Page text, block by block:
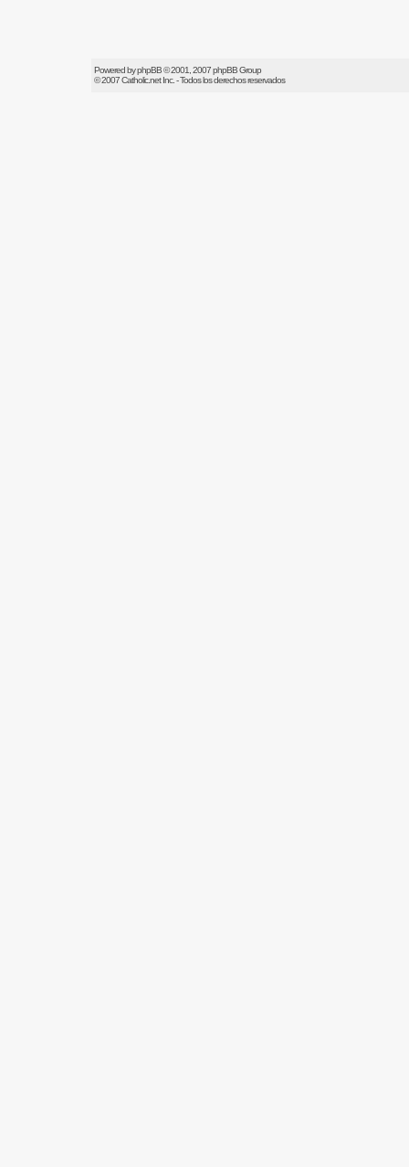
Powered byphpBB© 2001, 2007 phpBB Group
© 2007Catholic.netInc. - Todos los derechos reservados